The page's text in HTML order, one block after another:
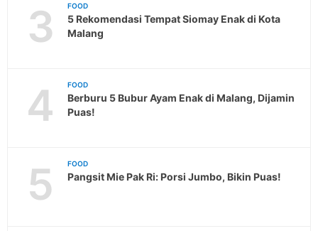
3 FOOD
5 Rekomendasi Tempat Siomay Enak di Kota
Malang
4 FOOD
Berburu 5 Bubur Ayam Enak di Malang, Dijamin
Puas!
5 FOOD
Pangsit Mie Pak Ri: Porsi Jumbo, Bikin Puas!